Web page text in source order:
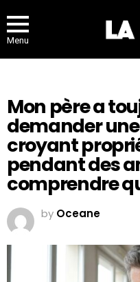
Menu
Mon père a
demander une
croyant
pendant des
comprendre
by Oceane